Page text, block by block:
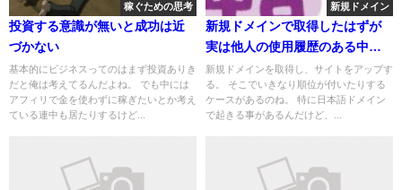
稼ぐための思考
投資する意識が無いと成功は近
づかない
基本的にビジネスってのはまず投資ありき
だと俺は考えてるんだよね。 でも中には
アフィリで金を使わずに稼ぎたいとか考え
ている連中も居たりするけど...
新規ドメイン
新規ドメインで取得したはずが
実は他人の使用履歴のある中古
ドメインだった件
新規ドメインを取得し、サイトをアップす
る。 そこでいきなり順位が付いたりする
ケースがあるのね。 特に日本語ドメイン
で起きる事があるんだけど、...